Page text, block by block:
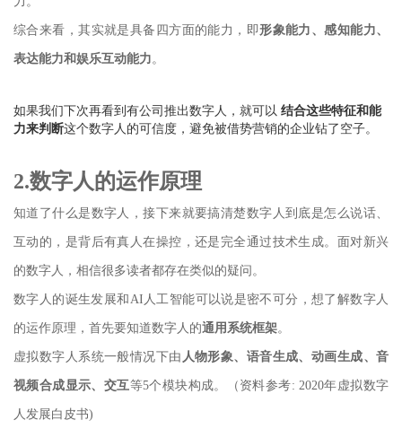
综合来看，其实就是具备四方面的能力，即形象能力、感知能力、
表达能力和娱乐互动能力 。
如果我们下次再看到有公司推出数字人，就可以 结合这些特征和能
力来判断这个数字人的可信度，避免被借势营销的企业钻了空子。
2.数字人的运作原理
知道了什么是数字人，接下来就要搞清楚数字人到底是怎么说话、
互动的，是背后有真人在操控，还是完全通过技术生成。面对新兴
的数字人，相信很多读者都存在类似的疑问。
数字人的诞生发展和AI人工智能可以说是密不可分，想了解数字人
的运作原理，首先要知道数字人的通用系统框架。
虚拟数字人系统一般情况下由 人物形象、语音生成、动画生成、音
视频合成显示、交互等5个模块构成。（资料参考: 2020年虚拟数字
人发展白皮书)